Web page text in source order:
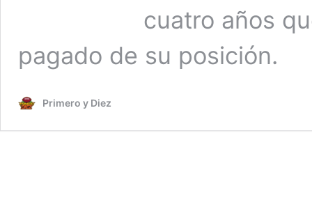
cuatro años
pagado de su posición.
Primero y Diez